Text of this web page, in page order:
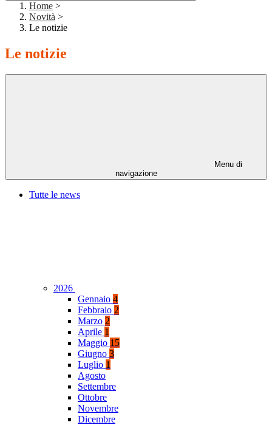
Home >
Novità >
Le notizie
Le notizie
Menu di
navigazione
Tutte le news
2026
Gennaio 4
Febbraio 2
Marzo 2
Aprile 1
Maggio 15
Giugno 3
Luglio 1
Agosto
Settembre
Ottobre
Novembre
Dicembre